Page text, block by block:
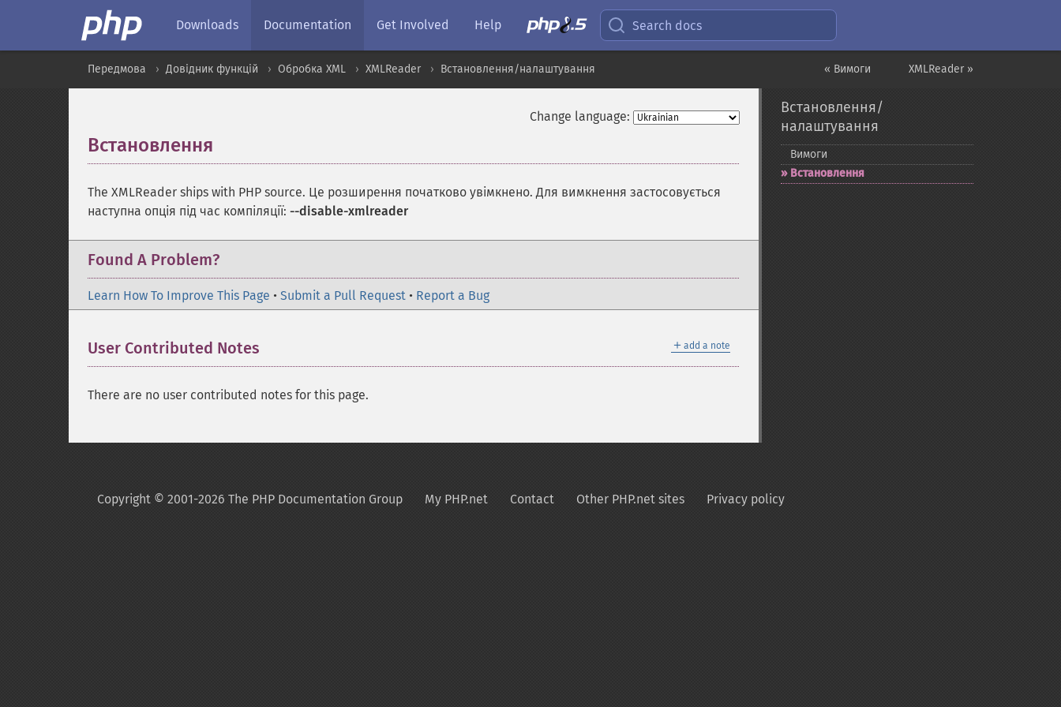
Downloads Documentation Get Involved Help Search docs
XMLReader »
« Вимоги
Передмова Довідник функцій Обробка XML XMLReader Встановлення/налаштування
Change language:
Встановлення
The XMLReader ships with PHP source. Це розширення початково увімкнено. Для вимкнення застосовується
наступна опція під час компіляції: --disable-xmlreader
Found A Problem?
Learn How To Improve This Page • Submit a Pull Request • Report a Bug
＋ add a note
User Contributed Notes
There are no user contributed notes for this page.
Встановлення/
налаштування
Вимоги
Встановлення
Copyright © 2001-2026 The PHP Documentation Group My PHP.net Contact Other PHP.net sites Privacy policy